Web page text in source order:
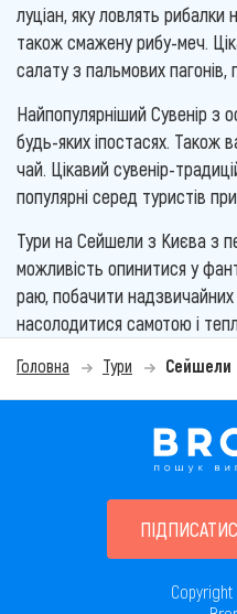
луціан, яку ловлять
також смажену рибу-меч.
салату з пальмових
Найпопулярніший Сувенір з
будь-яких іпостасях. Також
чай. Цікавий сувенір-
популярні серед туристів
Тури на Сейшели з Києва з
можливість опинитися у
раю, побачити надзвичайних
насолодитися самотою і
Головна Тури Сейшели